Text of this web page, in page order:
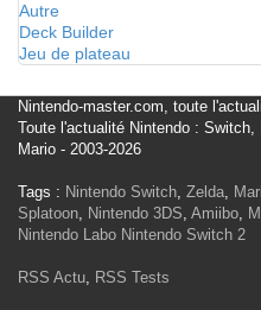
Autre
Deck Builder
Jeu de plateau
Nintendo-master.com, toute
Toute l'actualité Nintendo :
Mario - 2003-2026
Tags : Nintendo Switch, Zelda,
Splatoon, Nintendo 3DS, Amiibo,
Nintendo Labo Nintendo Switch 2
RSS Actu, RSS Tests